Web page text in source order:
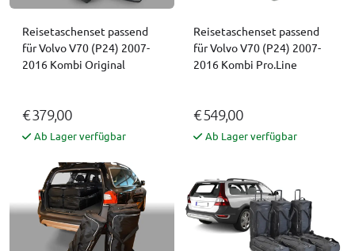
Reisetaschenset passend
für Volvo V70 (P24) 2007-
2016 Kombi Original
€ 379,00
Ab Lager verfügbar
Reisetaschenset passend
für Volvo V70 (P24) 2007-
2016 Kombi Pro.Line
€ 549,00
Ab Lager verfügbar